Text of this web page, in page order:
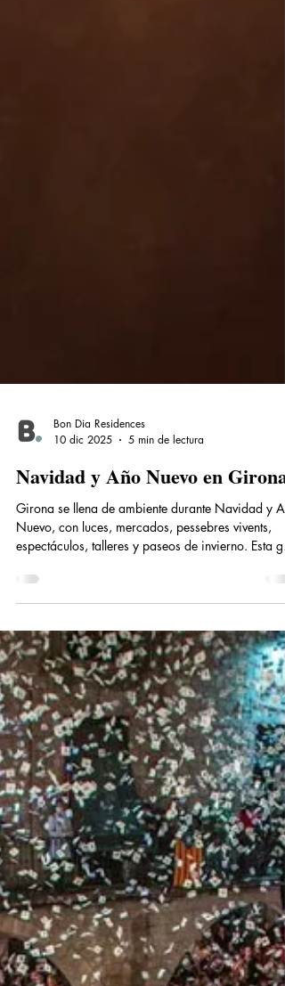
Bon Dia Residences
10 dic 2025
5 min de lectura
Navidad y Año Nuevo en Girona
Girona se llena de ambiente durante Navidad y
Nuevo, con luces, mercados, pessebres vivents,
en la ciudad, desde la pista de hielo y Peter Pan on
Ice hasta rutas tranquilas, cerámica navideña y la
Cabalgata de Reyes.